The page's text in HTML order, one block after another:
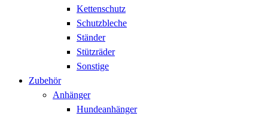
Kettenschutz
Schutzbleche
Ständer
Stützräder
Sonstige
Zubehör
Anhänger
Hundeanhänger